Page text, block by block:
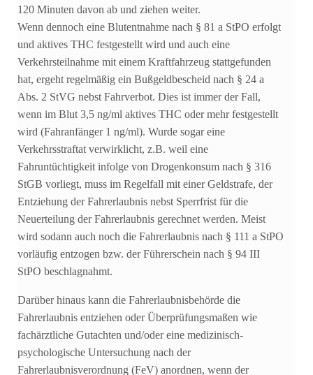
120 Minuten davon ab und ziehen weiter.
Wenn dennoch eine Blutentnahme nach § 81 a StPO erfolgt
und aktives THC festgestellt wird und auch eine
Verkehrsteilnahme mit einem Kraftfahrzeug stattgefunden
hat, ergeht regelmäßig ein Bußgeldbescheid nach § 24 a
Abs. 2 StVG nebst Fahrverbot. Dies ist immer der Fall,
wenn im Blut 3,5 ng/ml aktives THC oder mehr festgestellt
wird (Fahranfänger 1 ng/ml). Wurde sogar eine
Verkehrsstraftat verwirklicht, z.B. weil eine
Fahruntüchtigkeit infolge von Drogenkonsum nach § 316
StGB vorliegt, muss im Regelfall mit einer Geldstrafe, der
Entziehung der Fahrerlaubnis nebst Sperrfrist für die
Neuerteilung der Fahrerlaubnis gerechnet werden. Meist
wird sodann auch noch die Fahrerlaubnis nach § 111 a StPO
vorläufig entzogen bzw. der Führerschein nach § 94 III
StPO beschlagnahmt.
Darüber hinaus kann die Fahrerlaubnisbehörde die
Fahrerlaubnis entziehen oder Überprüfungsmaßen wie
fachärztliche Gutachten und/oder eine medizinisch-
psychologische Untersuchung nach der
Fahrerlaubnisverordnung (FeV) anordnen, wenn der